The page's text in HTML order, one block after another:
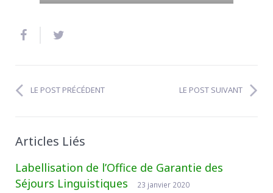
LE POST PRÉCÉDENT LE POST SUIVANT
Articles Liés
Labellisation de l’Office de Garantie des
Séjours Linguistiques
23 janvier 2020